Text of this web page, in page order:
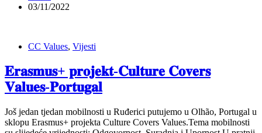
03/11/2022
CC Values, Vijesti
𝐄𝐫𝐚𝐬𝐦𝐮𝐬+ 𝐩𝐫𝐨𝐣𝐞𝐤𝐭-𝐂𝐮𝐥𝐭𝐮𝐫𝐞 𝐂𝐨𝐯𝐞𝐫𝐬
𝐕𝐚𝐥𝐮𝐞𝐬-𝐏𝐨𝐫𝐭𝐮𝐠𝐚𝐥
Još jedan tjedan mobilnosti u Ruđerici putujemo u Olhão, Portugal u
sklopu Erasmus+ projekta Culture Covers Values.Tema mobilnosti